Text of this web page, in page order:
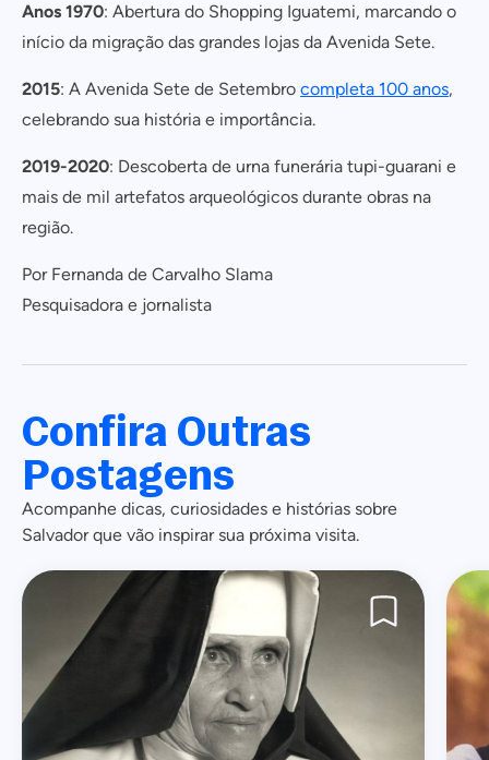
Anos 1970: Abertura do Shopping Iguatemi, marcando o
início da migração das grandes lojas da Avenida Sete.
2015: A Avenida Sete de Setembro completa 100 anos,
celebrando sua história e importância.
2019-2020: Descoberta de urna funerária tupi-guarani e
mais de mil artefatos arqueológicos durante obras na
região.
Por Fernanda de Carvalho Slama
Pesquisadora e jornalista
Confira Outras
Postagens
Acompanhe dicas, curiosidades e histórias sobre
Salvador que vão inspirar sua próxima visita.